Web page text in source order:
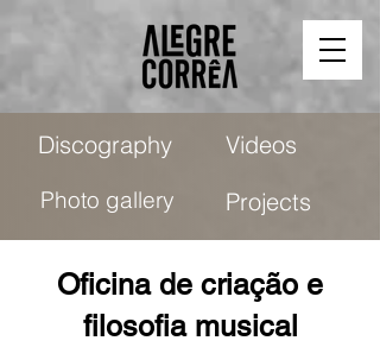
Discography
Photo gallery
Videos
Projects
Oficina de criação e
filosofia musical